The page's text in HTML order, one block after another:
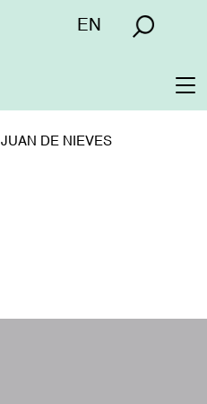
Menú
EN
JUAN DE NIEVES